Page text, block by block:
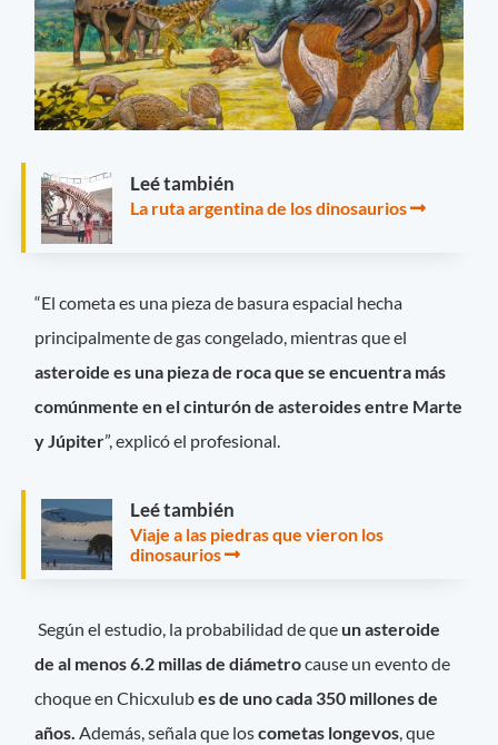
Leé también
La ruta argentina de los dinosaurios
“El cometa es una pieza de basura espacial hecha
principalmente de gas congelado, mientras que el
asteroide es una pieza de roca que se encuentra más
comúnmente en el cinturón de asteroides entre Marte
y Júpiter”, explicó el profesional.
Leé también
Viaje a las piedras que vieron los
dinosaurios
Según el estudio, la probabilidad de que un asteroide
de al menos 6.2 millas de diámetrocause un evento de
choque en Chicxulubes de uno cada 350 millones de
años.Además, señala que loscometas longevos, que